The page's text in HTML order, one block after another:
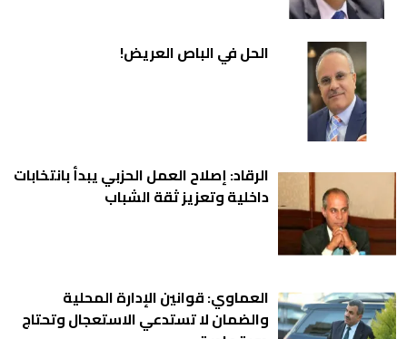
الحل في الباص العريض!
الرقاد: إصلاح العمل الحزبي يبدأ بانتخابات
داخلية وتعزيز ثقة الشباب
العماوي: قوانين الإدارة المحلية
والضمان لا تستدعي الاستعجال وتحتاج